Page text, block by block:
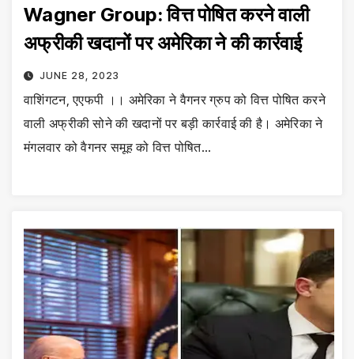
Wagner Group: वित्त पोषित करने वाली
अफ्रीकी खदानों पर अमेरिका ने की कार्रवाई
JUNE 28, 2023
वाशिंगटन, एएफपी ।। अमेरिका ने वैगनर ग्रुप को वित्त पोषित करने
वाली अफ्रीकी सोने की खदानों पर बड़ी कार्रवाई की है। अमेरिका ने
मंगलवार को वैगनर समूह को वित्त पोषित…